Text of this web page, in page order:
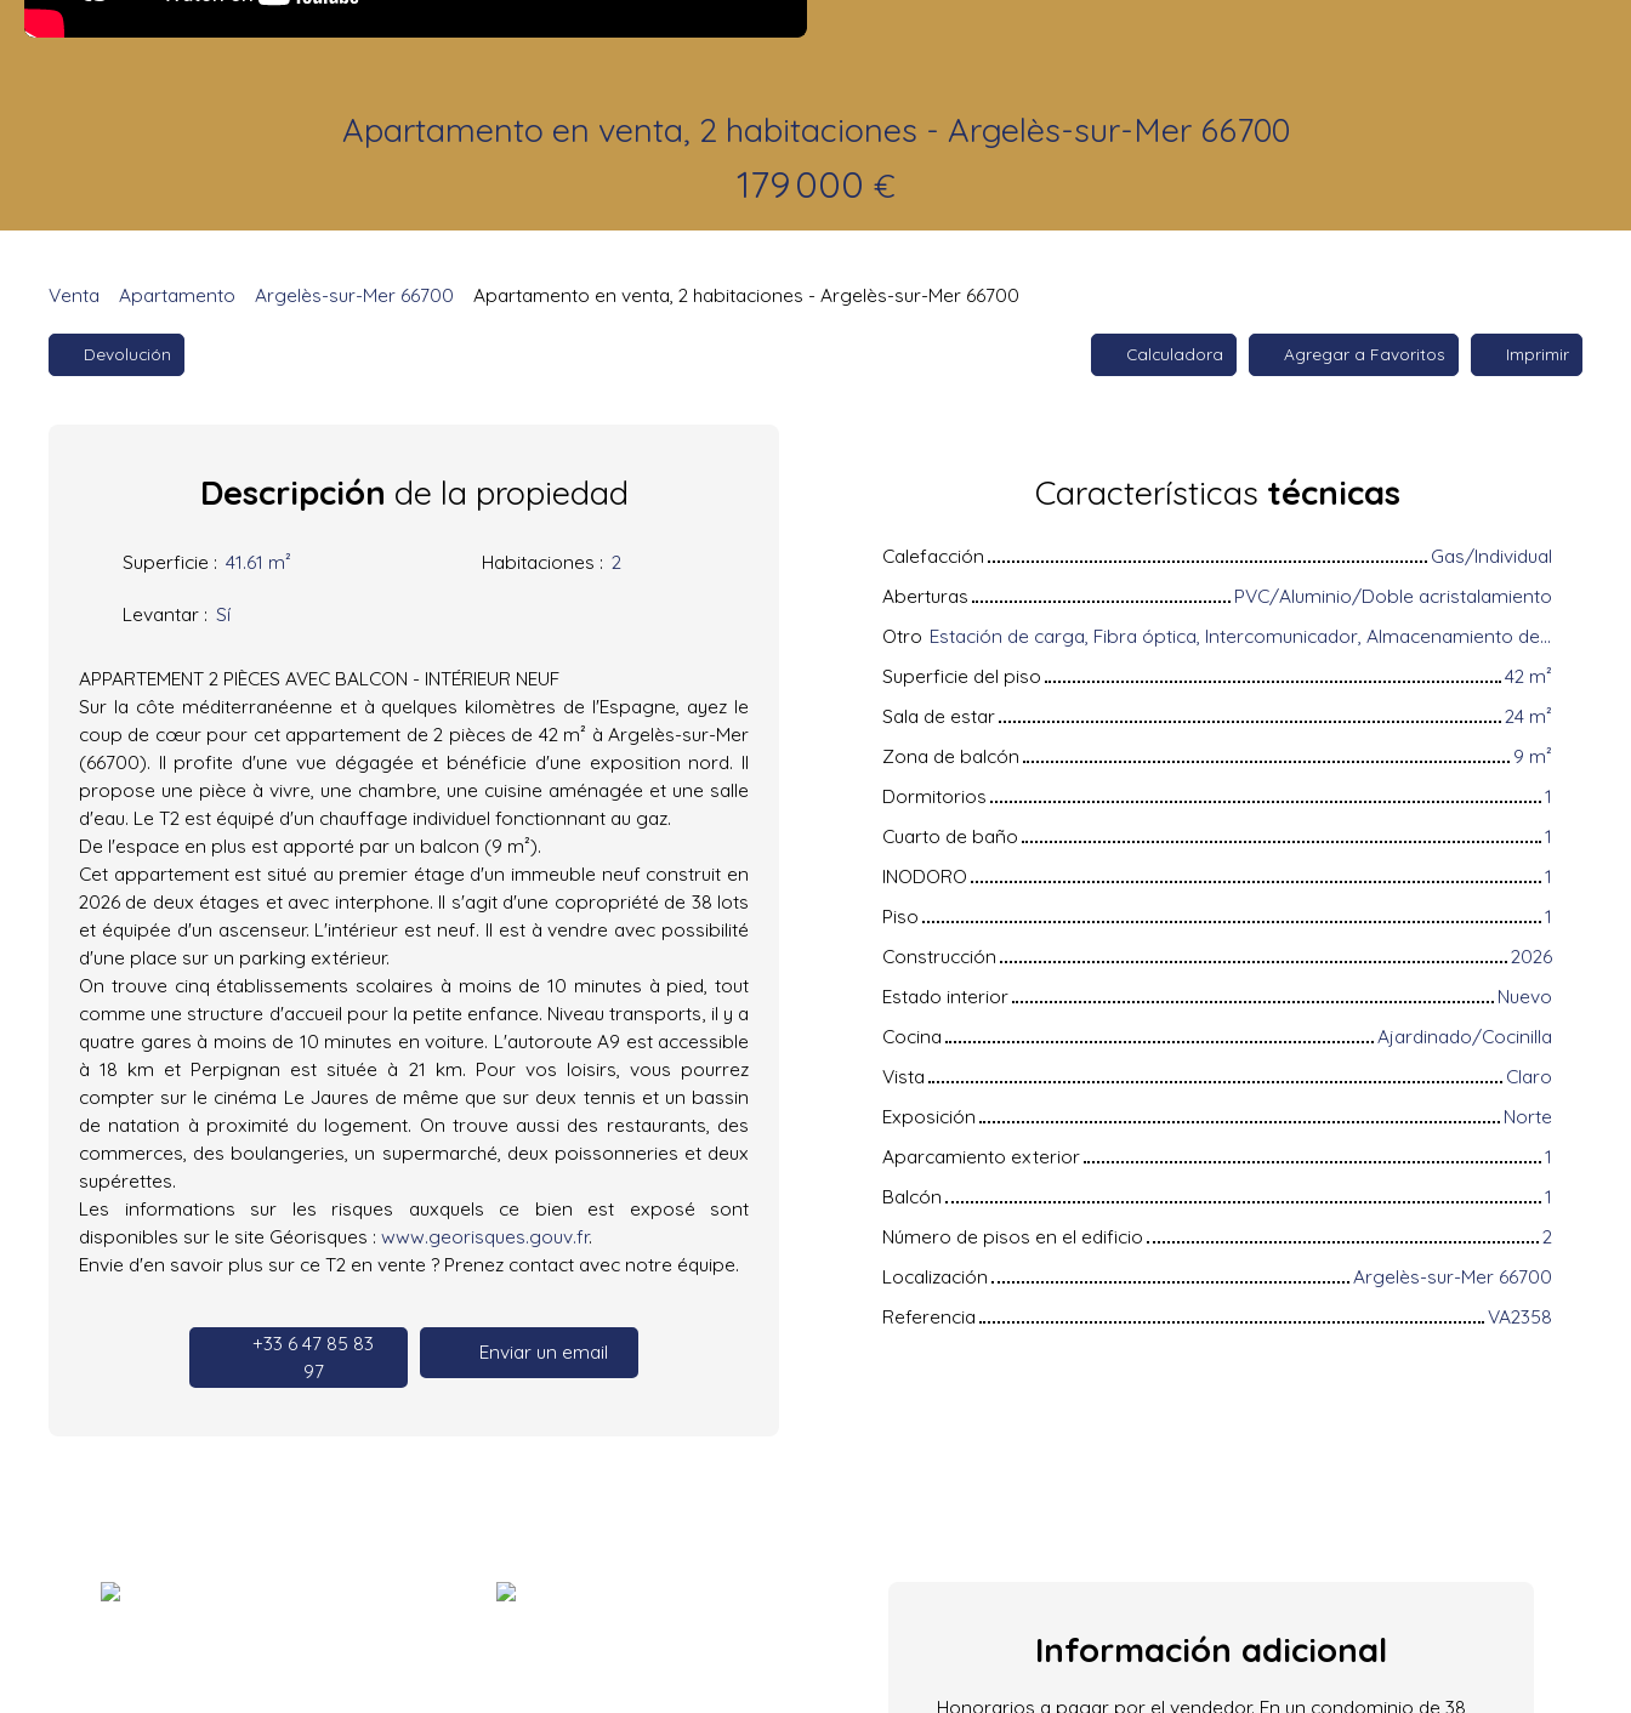
Apartamento en venta, 2 habitaciones - Argelès-sur-Mer 66700
179 000 €
Venta Apartamento Argelès-sur-Mer 66700 Apartamento en venta, 2 habitaciones - Argelès-sur-Mer 66700
Devolución Calculadora Agregar a Favoritos Imprimir
Descripción de la propiedad
Superficie : 41.61 m² Habitaciones : 2
Levantar : Sí
APPARTEMENT 2 PIÈCES AVEC BALCON - INTÉRIEUR NEUF
Sur la côte méditerranéenne et à quelques kilomètres de l'Espagne, ayez le
coup de cœur pour cet appartement de 2 pièces de 42 m² à Argelès-sur-Mer
(66700). Il profite d'une vue dégagée et bénéficie d'une exposition nord. Il
propose une pièce à vivre, une chambre, une cuisine aménagée et une salle
d'eau. Le T2 est équipé d'un chauffage individuel fonctionnant au gaz.
De l'espace en plus est apporté par un balcon (9 m²).
Cet appartement est situé au premier étage d'un immeuble neuf construit en
2026 de deux étages et avec interphone. Il s'agit d'une copropriété de 38 lots
et équipée d'un ascenseur. L'intérieur est neuf. Il est à vendre avec possibilité
d'une place sur un parking extérieur.
On trouve cinq établissements scolaires à moins de 10 minutes à pied, tout
comme une structure d'accueil pour la petite enfance. Niveau transports, il y a
quatre gares à moins de 10 minutes en voiture. L'autoroute A9 est accessible
à 18 km et Perpignan est située à 21 km. Pour vos loisirs, vous pourrez
compter sur le cinéma Le Jaures de même que sur deux tennis et un bassin
de natation à proximité du logement. On trouve aussi des restaurants, des
commerces, des boulangeries, un supermarché, deux poissonneries et deux
supérettes.
Les informations sur les risques auxquels ce bien est exposé sont
disponibles sur le site Géorisques : www.georisques.gouv.fr.
Envie d'en savoir plus sur ce T2 en vente ? Prenez contact avec notre équipe.
+33 6 47 85 83
97
Enviar un email
Características técnicas
Calefacción
Gas/Individual
Aberturas
PVC/Aluminio/Doble acristalamiento
Otro
Estación de carga, Fibra óptica, Intercomunicador, Almacenamiento de bicicletas, Puerta blindada, Videófono
Superficie del piso
42 m²
Sala de estar
24 m²
Zona de balcón
9 m²
Dormitorios
1
Cuarto de baño
1
INODORO
1
Piso
1
Construcción
2026
Estado interior
Nuevo
Cocina
Ajardinado/Cocinilla
Vista
Claro
Exposición
Norte
Aparcamiento exterior
1
Balcón
1
Número de pisos en el edificio
2
Localización
Argelès-sur-Mer 66700
Referencia
VA2358
Información adicional
Honorarios a pagar por el vendedor. En un condominio de 38